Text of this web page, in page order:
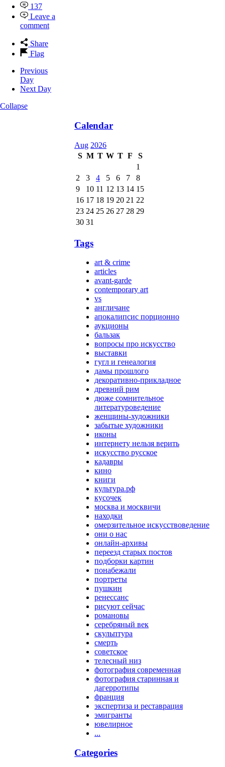
137
Leave a
comment
Share
Flag
Previous
Day
Next Day
Collapse
Calendar
Aug 2026
S M T W T F
S
1
2
3 4 5 6 7
8
9
10 11 12 13 14 15
16 17 18 19 20 21 22
23 24 25 26 27 28 29
30 31
Tags
art & crime
articles
avant-garde
contemporary art
vs
англичане
апокалипсис порционно
аукционы
бальзак
вопросы про искусство
выставки
гугл и генеалогия
дамы прошлого
декоративно-прикладное
древний рим
дюже сомнительное
литературоведение
женщины-художники
забытые художники
иконы
интернету нельзя верить
искусство русское
кадавры
кино
книги
культура.рф
кусочек
москва и москвичи
находки
омерзительное искусствоведение
они о нас
онлайн-архивы
переезд старых постов
подборки картин
понабежали
портреты
пушкин
ренессанс
рисуют сейчас
романовы
серебряный век
скульптура
смерть
советское
телесный низ
фотография современная
фотография старинная и
дагерротипы
франция
экспертиза и реставрация
эмигранты
ювелирное
...
Categories